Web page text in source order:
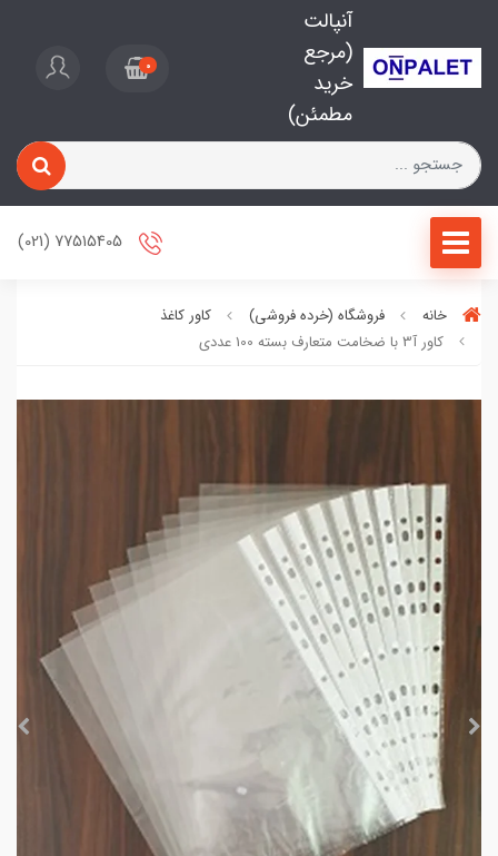
آنپالت
(مرجع
خرید
مطمئن)
0
خانه فروشگاه (خرده فروشی)
کاور کاغذ
کاور آ3 با ضخامت متعارف بسته 100 عددی